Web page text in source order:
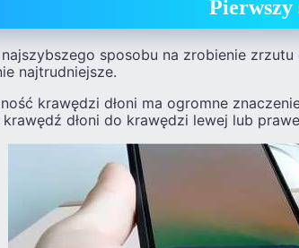
Pierwszy
sposobu na zrobienie
najtrudniejsze.
krawędzi dłoni ma ogromne
dłoni do krawędzi lewej lub